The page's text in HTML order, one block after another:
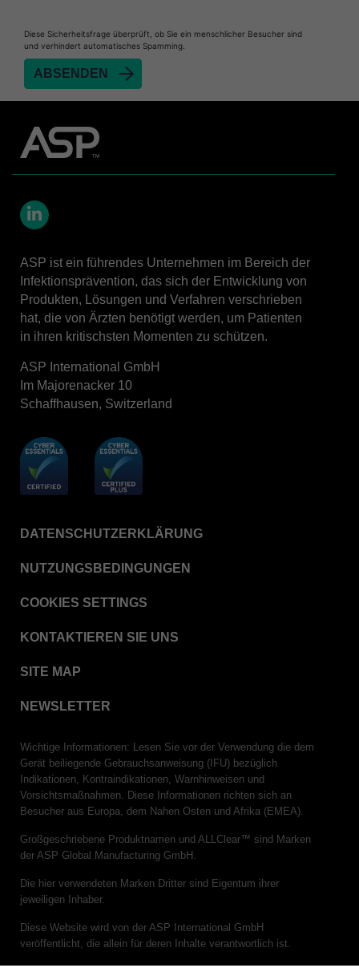
PRESEPT™ Effervescent Disinfectant Tablets
SEALSURE™ Chemical Indicator Tape
SEALSURE™ Steam Indicator Tape
STERRAD™ Chemical Indicator Strips
STERRAD NX™ System with ALLClear™
STERRAD™ 100NX Cassettes
STERRAD™ System Cassettes Collection Box
STERRAD SI™ 100 System
STERRAD™ 100S System
STERRAD™ 100S Cassettes
Thermal Printer Paper Mini Reader
TYVEK
Pouch with STERRAD™ Chemical
Indicator
STERRAD VELOCITY™ Biological Indicator (BI)/
STERRAD VELOCITY™ BI Activator
VERISURE™ Bowie-Dick Test Card (Refill)
VERISURE™ Steam Type 5 Migrating Integrator
w/ Extender
VERISURE™ Steam Type 5 Migrating Integrator /
PCD
VERISURE™ Steam Type 4 Multi-Variable CI
VERISURE™ Type 5 Ink Integrator
VERISURE™ VH202 Type 4 Multi-Variable CI
Diese Sicherheitsfrage überprüft, ob Sie ein menschlicher Besucher sind
und verhindert automatisches Spamming.
ASP ist ein führendes Unternehmen im Bereich der
Infektionsprävention, das sich der Entwicklung von
Produkten, Lösungen und Verfahren verschrieben
hat, die von Ärzten benötigt werden, um Patienten
in ihren kritischsten Momenten zu schützen.
ASP International GmbH
Im Majorenacker 10
Schaffhausen, Switzerland
DATENSCHUTZERKLÄRUNG
NUTZUNGSBEDINGUNGEN
COOKIES SETTINGS
KONTAKTIEREN SIE UNS
SITE MAP
NEWSLETTER
Wichtige Informationen: Lesen Sie vor der Verwendung die dem
Gerät beiliegende Gebrauchsanweisung (IFU) bezüglich
Indikationen, Kontraindikationen, Warnhinweisen und
Vorsichtsmaßnahmen. Diese Informationen richten sich an
Besucher aus Europa, dem Nahen Osten und Afrika (EMEA).
Großgeschriebene Produktnamen und ALLClear™ sind Marken
der ASP Global Manufacturing GmbH.
Die hier verwendeten Marken Dritter sind Eigentum ihrer
jeweiligen Inhaber.
Diese Website wird von der ASP International GmbH
veröffentlicht, die allein für deren Inhalte verantwortlich ist.